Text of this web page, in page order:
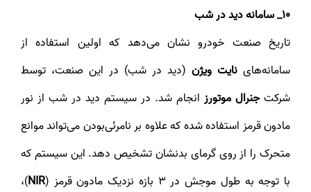
10_ سامانه دید در شب
تاریخ صنعت خودرو نشان می‌دهد که اولین استفاده از
سامانه‌های نایت ویژن (دید در شب) در این صنعت، توسط
شرکتجنرال موتورز انجام شد. در سیستم دید در شب از نور
مادون قرمز استفاده شده که علاوه بر نامرئی‌بودن می‌تواند موانع
متحرک را از روی گرمای بدنشان تشخیص دهد. این سیستم که
با توجه به طول موجش در 3 بازه نزدیک مادون قرمز (
NIR)،